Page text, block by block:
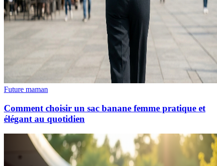
Future maman
Comment choisir un sac banane femme pratique et
élégant au quotidien